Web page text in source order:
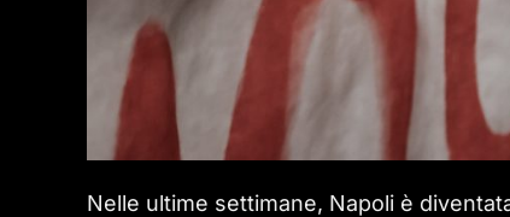
Nelle ultime settimane, Napoli è